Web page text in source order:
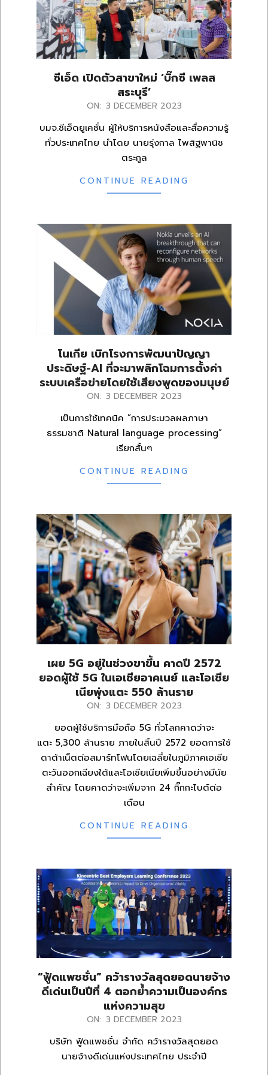
ซีเอ็ด เปิดตัวสาขาใหม่ ‘บิ๊กซี เพลส
สระบุรี’
ON: 3 DECEMBER 2023
บมจ.ซีเอ็ดยูเคชั่น ผู้ให้บริการหนังสือและสื่อความรู้
ทั่วประเทศไทย นำโดย นายรุ่งกาล ไพสิฐพานิช
ตระกูล
CONTINUE READING
โนเกีย เบิกโรงการพัฒนาปัญญา
ประดิษฐ์-AI ที่จะมาพลิกโฉมการตั้งค่า
ระบบเครือข่ายโดยใช้เสียงพูดของมนุษย์
ON: 3 DECEMBER 2023
เป็นการใช้เทคนิค “การประมวลผลภาษา
ธรรมชาติ Natural language processing”
เรียกสั้นๆ
CONTINUE READING
เผย 5G อยู่ในช่วงขาขึ้น คาดปี 2572
ยอดผู้ใช้ 5G ในเอเชียอาคเนย์ และโอเชีย
เนียพุ่งแตะ 550 ล้านราย
ON: 3 DECEMBER 2023
ยอดผู้ใช้บริการมือถือ 5G ทั่วโลกคาดว่าจะ
แตะ 5,300 ล้านราย ภายในสิ้นปี 2572 ยอดการใช้
ดาต้าเน็ตต่อสมาร์ทโฟนโดยเฉลี่ยในภูมิภาคเอเชีย
ตะวันออกเฉียงใต้และโอเชียเนียเพิ่มขึ้นอย่างมีนัย
สำคัญ โดยคาดว่าจะเพิ่มจาก 24 กิ๊กกะไบต์ต่อ
เดือน
CONTINUE READING
“ฟู้ดแพชชั่น” คว้ารางวัลสุดยอดนายจ้าง
ดีเด่นเป็นปีที่ 4 ตอกย้ำความเป็นองค์กร
แห่งความสุข
ON: 3 DECEMBER 2023
บริษัท ฟู้ดแพชชั่น จำกัด คว้ารางวัลสุดยอด
นายจ้างดีเด่นแห่งประเทศไทย ประจำปี